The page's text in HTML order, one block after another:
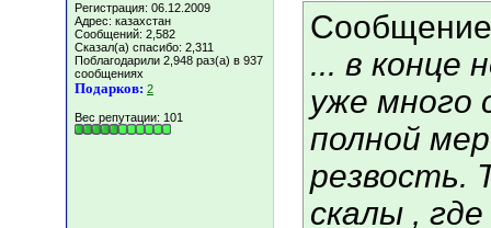
Регистрация: 06.12.2009
Адрес: казахстан
Сообщений: 2,582
Сказал(а) спасибо: 2,311
Поблагодарили 2,948 раз(а) в 937
сообщениях
Подарков: 2
Вес репутации: 101
... в конце
уже много
полной
резвость.
скалы ,